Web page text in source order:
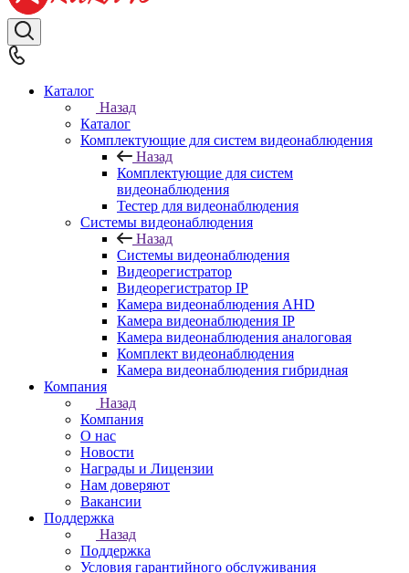
Каталог
Назад
Каталог
Комплектующие для систем видеонаблюдения
Назад
Комплектующие для систем
видеонаблюдения
Тестер для видеонаблюдения
Системы видеонаблюдения
Назад
Системы видеонаблюдения
Видеорегистратор
Видеорегистратор IP
Камера видеонаблюдения AHD
Камера видеонаблюдения IP
Камера видеонаблюдения аналоговая
Комплект видеонаблюдения
Камера видеонаблюдения гибридная
Компания
Назад
Компания
О нас
Новости
Награды и Лицензии
Нам доверяют
Вакансии
Поддержка
Назад
Поддержка
Условия гарантийного обслуживания